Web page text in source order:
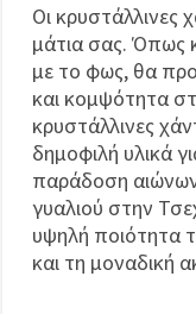
Οι κρυστάλλινες
μάτια σας. Όπως
με το φως, θα
και κομψότητα
κρυστάλλινες
δημοφιλή υλικά
παράδοση
γυαλιού στην
υψηλή ποιότητα
και τη μοναδική